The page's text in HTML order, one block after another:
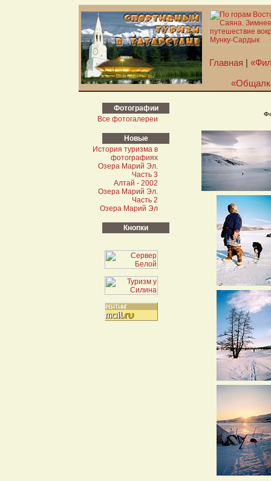
Главная |
Фотографии
Все фотогалереи
Новые
История туризма в
фотографиях
Озера Марий Эл.
Часть 3
Алтай - 2002
Озера Марий Эл.
Часть 2
Озера Марий Эл
Кнопки